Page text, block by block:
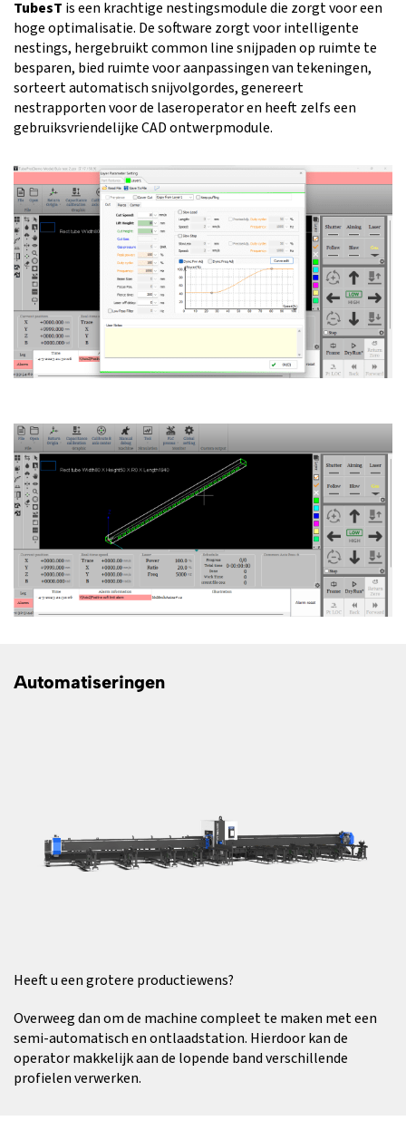
TubesT is een krachtige nestingsmodule die zorgt voor een
hoge optimalisatie. De software zorgt voor intelligente
nestings, hergebruikt common line snijpaden op ruimte te
besparen, bied ruimte voor aanpassingen van tekeningen,
sorteert automatisch snijvolgordes, genereert
nestrapporten voor de laseroperator en heeft zelfs een
gebruiksvriendelijke CAD ontwerpmodule.
Automatiseringen
Heeft u een grotere productiewens?
Overweeg dan om de machine compleet te maken met een
semi-automatisch en ontlaadstation. Hierdoor kan de
operator makkelijk aan de lopende band verschillende
profielen verwerken.